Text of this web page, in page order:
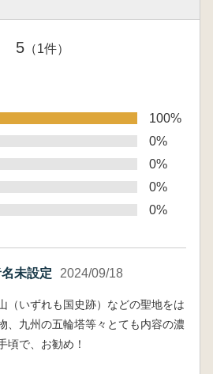
5 （1件）
100%
0%
0%
0%
0%
未設定 2024/09/18
（いずれも国史跡）などの聖地をは
、九州の五輪塔等々とても内容の濃
頃で、お勧め！